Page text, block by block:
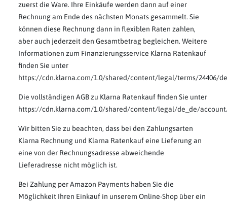
zuerst die Ware. Ihre Einkäufe werden dann auf einer
Rechnung am Ende des nächsten Monats gesammelt. Sie
können diese Rechnung dann in flexiblen Raten zahlen,
aber auch jederzeit den Gesamtbetrag begleichen. Weitere
Informationen zum Finanzierungsservice Klarna Ratenkauf
finden Sie unter
https://cdn.klarna.com/1.0/shared/content/legal/terms/24406/
Die vollständigen AGB zu Klarna Ratenkauf finden Sie unter
https://cdn.klarna.com/1.0/shared/content/legal/de_de/
Wir bitten Sie zu beachten, dass bei den Zahlungsarten
Klarna Rechnung und Klarna Ratenkauf eine Lieferung an
eine von der Rechnungsadresse abweichende
Lieferadresse nicht möglich ist.
Bei Zahlung per Amazon Payments haben Sie die
Möglichkeit Ihren Einkauf in unserem Online-Shop über ein